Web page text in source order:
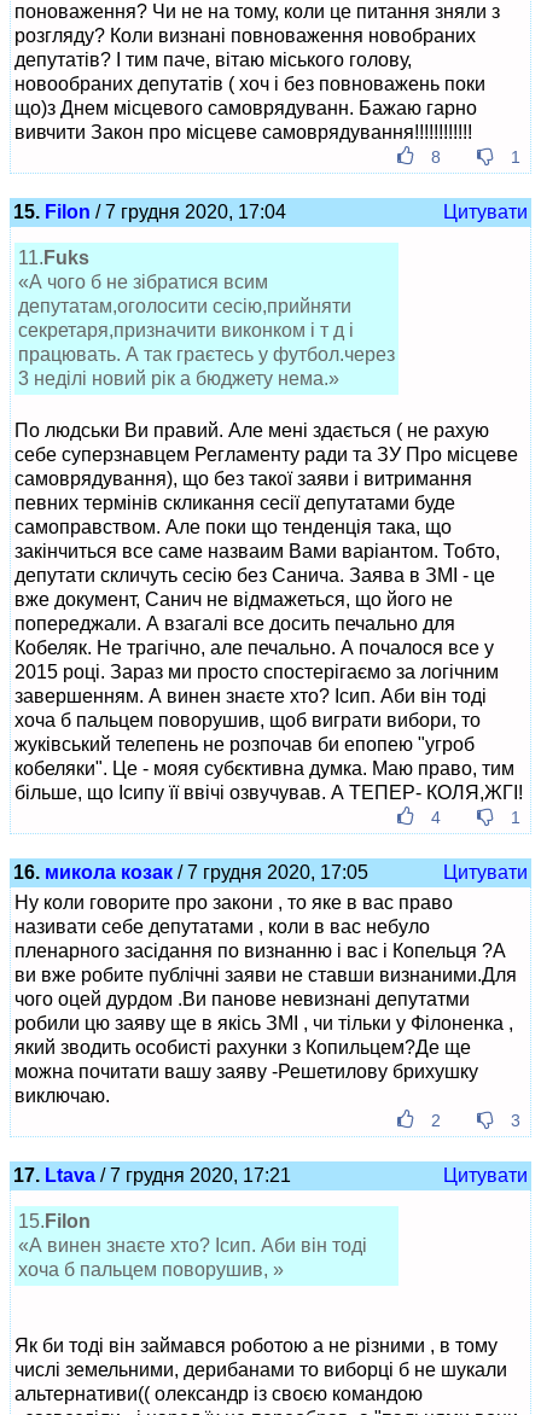
поноваження? Чи не на тому, коли це питання зняли з
розгляду? Коли визнані повноваження новобраних
депутатів? І тим паче, вітаю міського голову,
новообраних депутатів ( хоч і без повноважень поки
що)з Днем місцевого самоврядуванн. Бажаю гарно
вивчити Закон про місцеве самоврядування!!!!!!!!!!!!
8 1
15. Filon / 7 грудня 2020, 17:04 Цитувати
11. Fuks
«А чого б не зібратися всим
депутатам,оголосити сесію,прийняти
секретаря,призначити виконком і т д і
працювать. А так граєтесь у футбол.через
3 неділі новий рік а бюджету нема.»
По людськи Ви правий. Але мені здається ( не рахую
себе суперзнавцем Регламенту ради та ЗУ Про місцеве
самоврядування), що без такої заяви і витримання
певних термінів скликання сесії депутатами буде
самоправством. Але поки що тенденція така, що
закінчиться все саме назваим Вами варіантом. Тобто,
депутати скличуть сесію без Санича. Заява в ЗМІ - це
вже документ, Санич не відмажеться, що його не
попереджали. А взагалі все досить печально для
Кобеляк. Не трагічно, але печально. А почалося все у
2015 році. Зараз ми просто спостерігаємо за логічним
завершенням. А винен знаєте хто? Ісип. Аби він тоді
хоча б пальцем поворушив, щоб виграти вибори, то
жуківський телепень не розпочав би епопею "угроб
кобеляки". Це - мояя субєктивна думка. Маю право, тим
більше, що Ісипу її ввічі озвучував. А ТЕПЕР- КОЛЯ,ЖГІ!
4 1
16. микола козак / 7 грудня 2020, 17:05
Цитувати
Ну коли говорите про закони , то яке в вас право
називати себе депутатами , коли в вас небуло
пленарного засідання по визнанню і вас і Копельця ?А
ви вже робите публічні заяви не ставши визнаними.Для
чого оцей дурдом .Ви панове невизнані депутатми
робили цю заяву ще в якісь ЗМІ , чи тільки у Філоненка ,
який зводить особисті рахунки з Копильцем?Де ще
можна почитати вашу заяву -Решетилову брихушку
виключаю.
2 3
17. Ltava / 7 грудня 2020, 17:21 Цитувати
15. Filon
«А винен знаєте хто? Ісип. Аби він тоді
хоча б пальцем поворушив, »
Як би тоді він займався роботою а не різними , в тому
числі земельними, дерибанами то виборці б не шукали
альтернативи(( олександр із своєю командою